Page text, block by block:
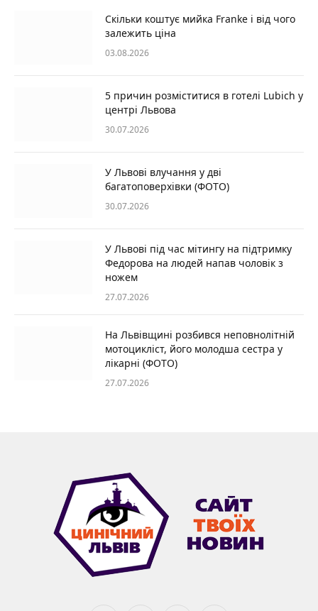
Скільки коштує мийка Franke і від чого
залежить ціна
03.08.2026
5 причин розміститися в готелі Lubich у
центрі Львова
30.07.2026
У Львові влучання у дві
багатоповерхівки (ФОТО)
30.07.2026
У Львові під час мітингу на підтримку
Федорова на людей напав чоловік з
ножем
27.07.2026
На Львівщині розбився неповнолітній
мотоцикліст, його молодша сестра у
лікарні (ФОТО)
27.07.2026